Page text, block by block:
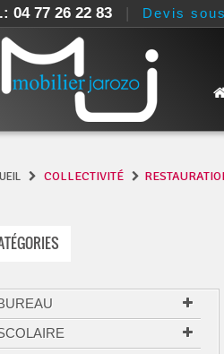
04 77 26 22 83 | Devis
COLLECTIVITÉ